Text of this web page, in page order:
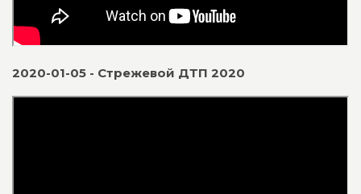
2020-01-05 - Стрежевой ДТП 2020